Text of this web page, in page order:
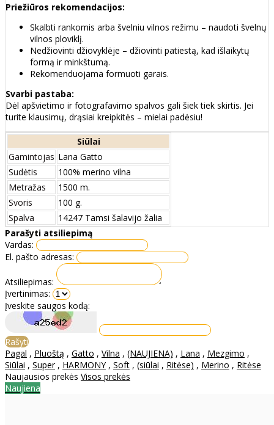
Priežiūros rekomendacijos:
Skalbti rankomis arba švelniu vilnos režimu – naudoti švelnų
vilnos ploviklį.
Nedžiovinti džiovyklėje – džiovinti patiestą, kad išlaikytų
formą ir minkštumą.
Rekomenduojama formuoti garais.
Svarbi pastaba:
Dėl apšvietimo ir fotografavimo spalvos gali šiek tiek skirtis. Jei
turite klausimų, drąsiai kreipkitės – mielai padėsiu!
Siūlai
Gamintojas Lana Gatto
Sudėtis
100% merino vilna
Metražas
1500 m.
Svoris
100 g.
Spalva
14247 Tamsi šalavijo žalia
Parašyti atsiliepimą
Vardas:
El. pašto adresas:
Atsiliepimas:
Įvertinimas:
Įveskite saugos kodą:
Rašyti
Pagal , Pluoštą , Gatto , Vilna , (NAUJIENA) , Lana , Mezgimo ,
Siūlai , Super, HARMONY, Soft , (siūlai , Ritėse) , Merino , Ritėse
Naujausios prekės Visos prekės
Naujiena